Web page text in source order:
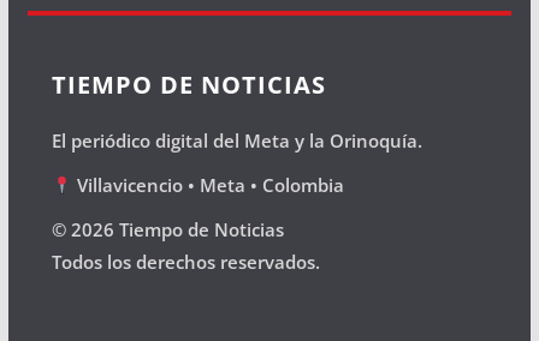
TIEMPO DE NOTICIAS
El periódico digital del Meta y la Orinoquía.
Villavicencio • Meta • Colombia
© 2026 Tiempo de Noticias
Todos los derechos reservados.